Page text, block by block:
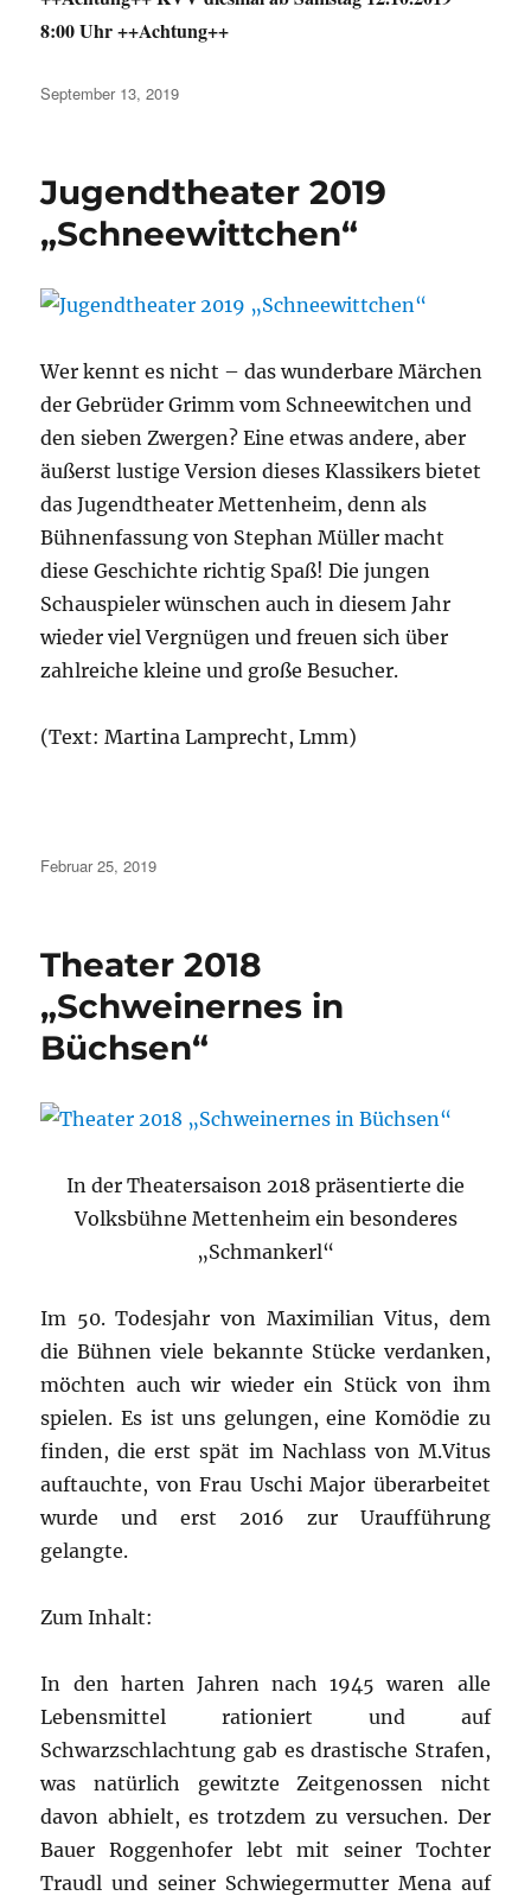
8:00 Uhr ++Achtung++
Veröffentlicht
September 13, 2019
Jugendtheater 2019
„Schneewittchen“
Wer kennt es nicht – das wunderbare Märchen
der Gebrüder Grimm vom Schneewitchen und
den sieben Zwergen? Eine etwas andere, aber
äußerst lustige Version dieses Klassikers bietet
das Jugendtheater Mettenheim, denn als
Bühnenfassung von Stephan Müller macht
diese Geschichte richtig Spaß! Die jungen
Schauspieler wünschen auch in diesem Jahr
wieder viel Vergnügen und freuen sich über
zahlreiche kleine und große Besucher.
(Text: Martina Lamprecht, Lmm)
Veröffentlicht
Februar 25, 2019
Theater 2018
„Schweinernes in
Büchsen“
In der Theatersaison 2018 präsentierte die
Volksbühne Mettenheim ein besonderes
„Schmankerl“
Im 50. Todesjahr von Maximilian Vitus, dem
die Bühnen viele bekannte Stücke verdanken,
möchten auch wir wieder ein Stück von ihm
spielen. Es ist uns gelungen, eine Komödie zu
finden, die erst spät im Nachlass von M.Vitus
auftauchte, von Frau Uschi Major überarbeitet
wurde und erst 2016 zur Uraufführung
gelangte.
Zum Inhalt:
In den harten Jahren nach 1945 waren alle
Lebensmittel rationiert und auf
Schwarzschlachtung gab es drastische Strafen,
was natürlich gewitzte Zeitgenossen nicht
davon abhielt, es trotzdem zu versuchen. Der
Bauer Roggenhofer lebt mit seiner Tochter
Traudl und seiner Schwiegermutter Mena auf